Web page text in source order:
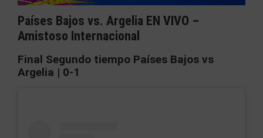
Países Bajos vs. Argelia EN VIVO –
Amistoso Internacional
Final Segundo tiempo Países Bajos vs
Argelia | 0-1